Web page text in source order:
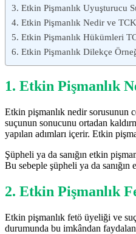
3. Etkin Pişmanlık Uyuşturucu
4. Etkin Pişmanlık Nedir ve
5. Etkin Pişmanlık Hükümleri
6. Etkin Pişmanlık Dilekçe
1. Etkin Pişmanlık
Etkin pişmanlık nedir sorusunun
suçunun sonucunu ortadan
yapılan adımları içerir. Etkin
Şüpheli ya da sanığın etkin
Bu sebeple şüpheli ya da
2. Etkin Pişmanlık
Etkin pişmanlık fetö üyeliği ve
durumunda bu imkândan